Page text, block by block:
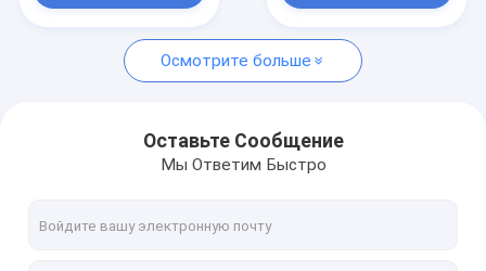
Запросите цитату
Коробка передач для уменьшения скорости движения
Осмотрите больше
Оставьте Сообщение
Мы Ответим Быстро